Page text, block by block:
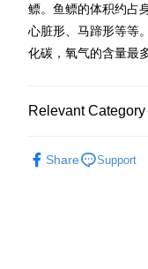
Shipping Method
Malaysia Home
鳔。鱼鳔的体积约占
心脏形、马蹄形等等
化碳，氧气的含量最多
Relevant Category
Share Support